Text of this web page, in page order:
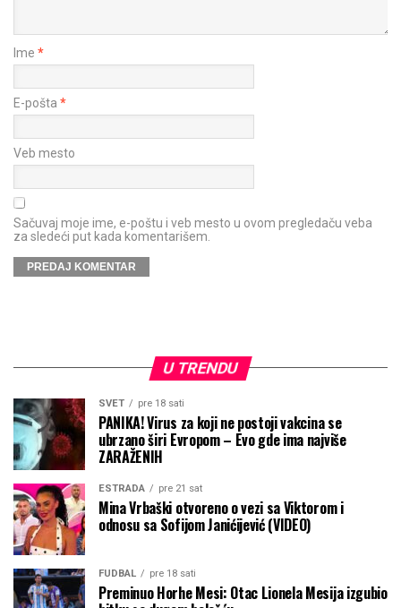
Ime *
E-pošta *
Veb mesto
Sačuvaj moje ime, e-poštu i veb mesto u ovom pregledaču veba
za sledeći put kada komentarišem.
U TRENDU
SVET pre 18 sati
PANIKA! Virus za koji ne postoji vakcina se
ubrzano širi Evropom – Evo gde ima najviše
ZARAŽENIH
ESTRADA pre 21 sat
Mina Vrbaški otvoreno o vezi sa Viktorom i
odnosu sa Sofijom Janićijević (VIDEO)
FUDBAL pre 18 sati
Preminuo Horhe Mesi: Otac Lionela Mesija izgubio